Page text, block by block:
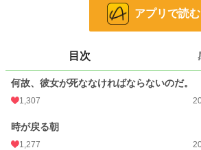
776 位 / 66,314 件
文字数 50,895
初回公開日時
アプリで読む
目次
何故、彼女が死ななければならないのだ。
1,307
時が戻る朝
1,277